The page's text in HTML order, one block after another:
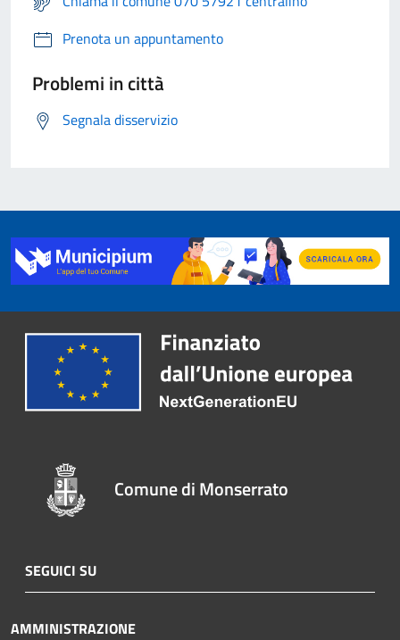
Prenota un appuntamento
Problemi in città
Segnala disservizio
Comune di Monserrato
SEGUICI SU
AMMINISTRAZIONE